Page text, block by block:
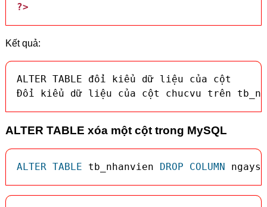
?>
Kết quả:
ALTER TABLE đổi kiểu dữ liệu của cột
Đổi kiểu dữ liệu của cột chucvu trên
ALTER TABLE xóa một cột trong MySQL
ALTER TABLE tb_nhanvien DROP COLUMN